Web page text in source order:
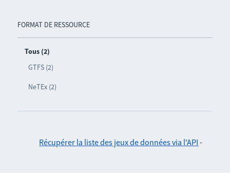
FORMAT DE RESSOURCE
Tous (2)
GTFS (2)
NeTEx (2)
Récupérer la liste des jeux de données via l'API -